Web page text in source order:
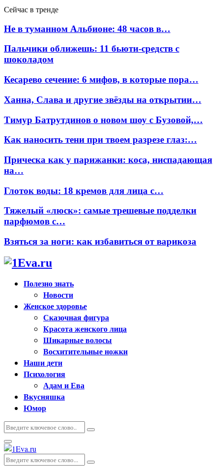
Сейчас в тренде
Не в туманном Альбионе: 48 часов в…
Пальчики оближешь: 11 бьюти-средств с
шоколадом
Кесарево сечение: 6 мифов, в которые пора…
Ханна, Слава и другие звёзды на открытии…
Тимур Батрутдинов о новом шоу с Бузовой,…
Как наносить тени при твоем разрезе глаз:…
Прическа как у парижанки: коса, ниспадающая
на…
Глоток воды: 18 кремов для лица с…
Тяжелый «люск»: самые трешевые подделки
парфюмов с…
Взяться за ноги: как избавиться от варикоза
Полезно знать
Новости
Женское здоровье
Сказочная фигура
Красота женского лица
Шикарные волосы
Восхитительные ножки
Наши дети
Психология
Адам и Ева
Вкусняшка
Юмор
Искать:
Поиск
Основное
меню
Искать:
Поиск